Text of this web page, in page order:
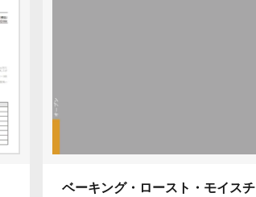
ベーキング・ロースト・モイスチ